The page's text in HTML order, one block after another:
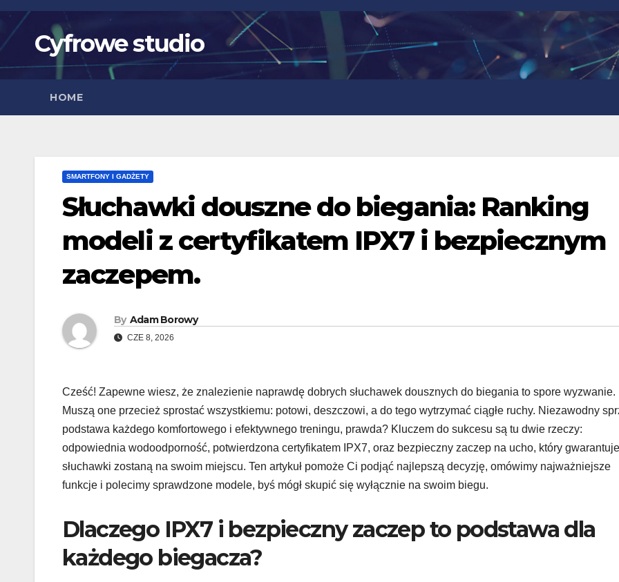
Skip
content Cyfrowe studio
HOME
SMARTFONY I GADŻETY
Słuchawki douszne do biegania: Ranking
modeli z certyfikatem IPX7 i bezpiecznym
zaczepem.
By Adam Borowy
CZE 8, 2026
Cześć! Zapewne wiesz, że znalezienie naprawdę dobrych słuchawek dousznych do biegania to spore wyzwanie.
Muszą one przecież sprostać wszystkiemu: potowi, deszczowi, a do tego wytrzymać ciągłe ruchy. Niezawodny
podstawa każdego komfortowego i efektywnego treningu, prawda? Kluczem do sukcesu są tu dwie rzeczy:
odpowiednia wodoodporność, potwierdzona certyfikatem IPX7, oraz bezpieczny zaczep na ucho, który
słuchawki zostaną na swoim miejscu. Ten artykuł pomoże Ci podjąć najlepszą decyzję, omówimy najważniejsze
funkcje i polecimy sprawdzone modele, byś mógł skupić się wyłącznie na swoim biegu.
Dlaczego IPX7 i bezpieczny zaczep to podstawa dla
każdego biegacza?